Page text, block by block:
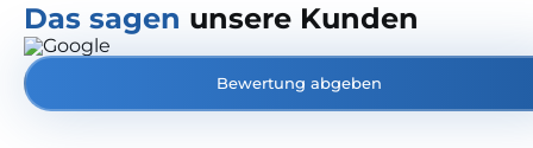
Das sagen unsere Kunden
Bewertung abgeben